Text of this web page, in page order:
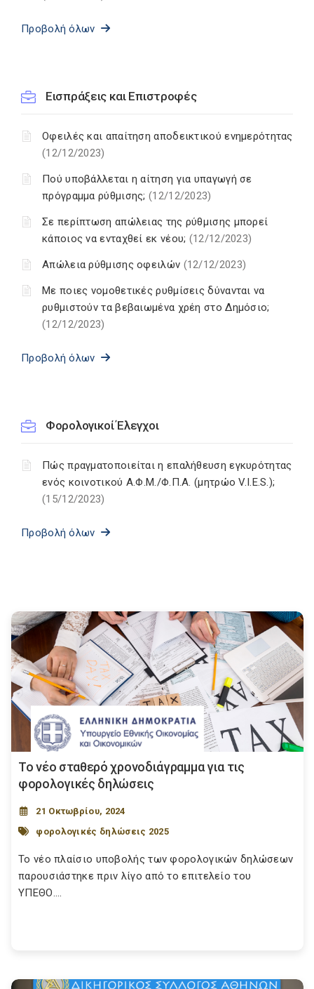
Προβολή όλων
Εισπράξεις και Επιστροφές
Οφειλές και απαίτηση αποδεικτικού ενημερότητας
(12/12/2023)
Πού υποβάλλεται η αίτηση για υπαγωγή σε
πρόγραμμα ρύθμισης;(12/12/2023)
Σε περίπτωση απώλειας της ρύθμισης μπορεί
κάποιος να ενταχθεί εκ νέου; (12/12/2023)
Απώλεια ρύθμισης οφειλών (12/12/2023)
Με ποιες νομοθετικές ρυθμίσεις δύνανται να
ρυθμιστούν τα βεβαιωμένα χρέη στο Δημόσιο;
(12/12/2023)
Προβολή όλων
Φορολογικοί Έλεγχοι
Πώς πραγματοποιείται η επαλήθευση εγκυρότητας
ενός κοινοτικού Α.Φ.Μ./Φ.Π.Α. (μητρώο V.I.E.S.);
(15/12/2023)
Προβολή όλων
Το νέο σταθερό χρονοδιάγραμμα για τις
φορολογικές δηλώσεις
21 Οκτωβρίου, 2024
φορολογικές δηλώσεις 2025
Το νέο πλαίσιο υποβολής των φορολογικών δηλώσεων
παρουσιάστηκε πριν λίγο από το επιτελείο του
ΥΠΕΘΟ....